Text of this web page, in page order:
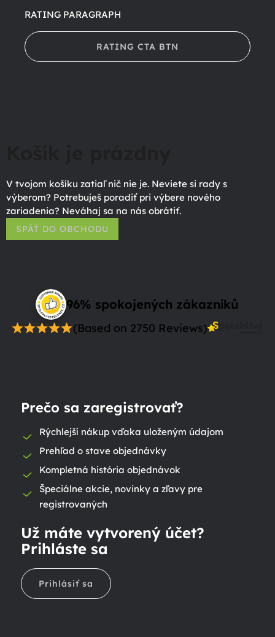
RATING PARAGRAPH
RATING CTA BTN
V tvojom košíku zatiaľ nič nie je. Neviete si rady s
výberom? Potrebuješ poradiť pri výbere nového
zariadenia? Neváhaj sa na nás obrátiť.
SPÄŤ DO OBCHODU
96% spokojených zákazníků
(Based on 2750 Reviews)
Prečo sa zaregistrovať?
Rýchlejší nákup vďaka uloženým údajom
Prehľad o stave objednávky
Kompletná história objednávok
Špeciálne akcie, novinky a zľavy pre
registrovaných
Už máte vytvorený účet?
Prihláste sa
Prihlásiť sa